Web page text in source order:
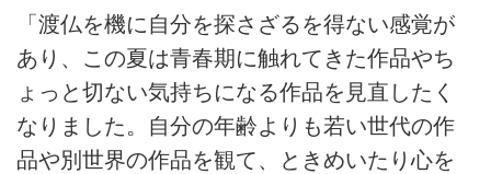
「渡仏を機に自分を探さざるを得ない感覚が
あり、この夏は青春期に触れてきた作品やち
ょっと切ない気持ちになる作品を見直したく
なりました。自分の年齢よりも若い世代の作
品や別世界の作品を観て、ときめいたり心を